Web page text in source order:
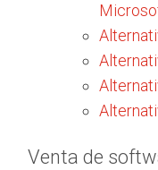
Venta de